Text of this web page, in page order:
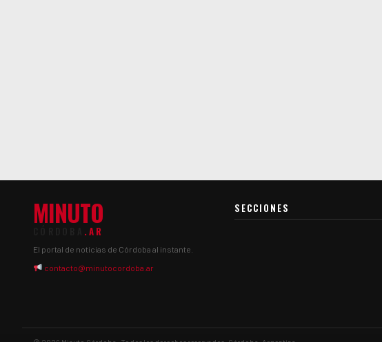
MINUTO
.AR
El portal de noticias de Córdoba al instante.
contacto@minutocordoba.ar
SECCIONES